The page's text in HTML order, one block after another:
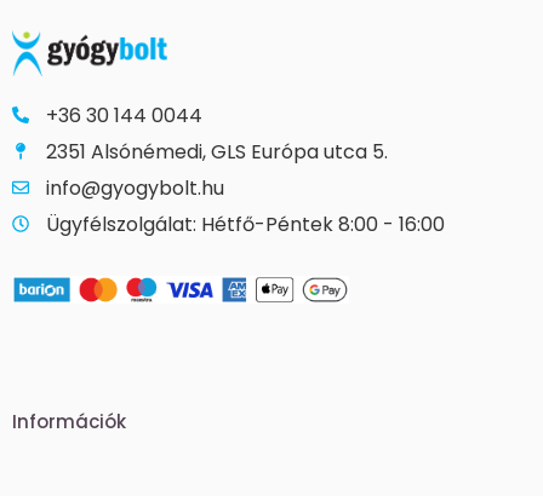
+36 30 144 0044
2351 Alsónémedi, GLS Európa utca 5.
info@gyogybolt.hu
Ügyfélszolgálat: Hétfő-Péntek 8:00 - 16:00
Információk